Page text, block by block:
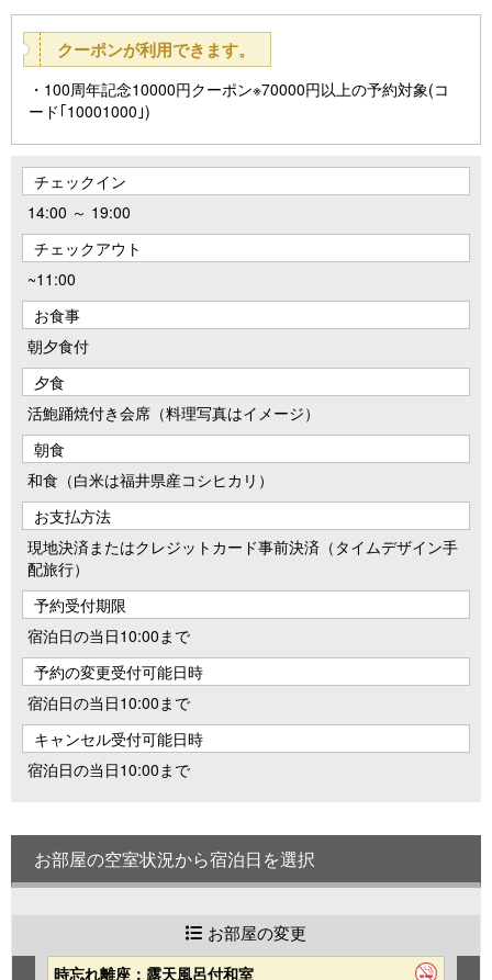
クーポンが利用できます。
100周年記念10000円クーポン※70000円以上の予約対象(コ
ード｢10001000｣)
チェックイン
14:00 ～ 19:00
チェックアウト
~11:00
お食事
朝夕食付
夕食
活鮑踊焼付き会席（料理写真はイメージ）
朝食
和食（白米は福井県産コシヒカリ）
お支払方法
現地決済またはクレジットカード事前決済（タイムデザイン手
配旅行）
予約受付期限
宿泊日の当日10:00まで
予約の変更受付可能日時
宿泊日の当日10:00まで
キャンセル受付可能日時
宿泊日の当日10:00まで
お部屋の空室状況から宿泊日を選択
お部屋の変更
時忘れ離座：露天風呂付和室